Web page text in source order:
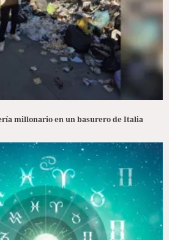
millonario en un basurero de Italia